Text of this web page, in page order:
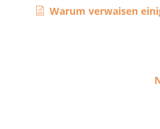
Warum verwaisen